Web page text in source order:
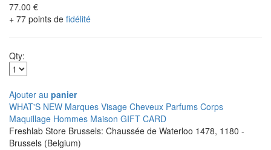
77.00 €
+ 77 points de fidélité
Qty:
Ajouter au panier
WHAT'S NEW Marques Visage Cheveux Parfums Corps
Maquillage Hommes Maison GIFT CARD
Freshlab Store Brussels: Chaussée de Waterloo 1478, 1180 -
Brussels (Belgium)